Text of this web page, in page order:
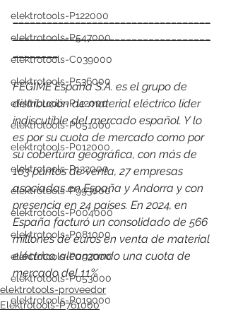
elektrotools-P122000
elektrotools-P547000
elektrotools-C039000
elektrotools-P536000
elektrotools-P112000
elektrotools-P051000
elektrotools-P012000
elektrotools-P132000
elektrotools-P993000
elektrotools-P004000
elektrotools-P081000
elektrotools-P093000
elektrotools-P053000
elektrotools-P019000
___________________________________
___________________________________
________
FEGIME España S.A. es el grupo de
distribución de material eléctrico líder
indiscutible del mercado español. Y lo
es por su cuota de mercado como por
su cobertura geográfica, con más de
163 puntos de venta, 27 empresas
asociadas en España y Andorra y con
presencia en 24 países. En 2024, en
España facturó un consolidado de 566
millones de euros en venta de material
eléctrico, alcanzando una cuota de
mercado del 11%
elektrotools-proveedor
Elektrotools-P761000